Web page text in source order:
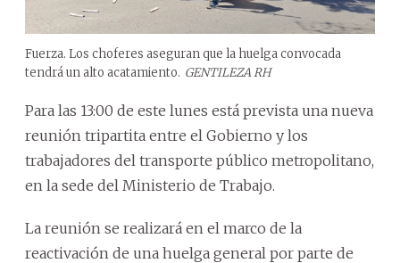
Fuerza. Los choferes aseguran que la huelga convocada
tendrá un alto acatamiento. GENTILEZA RH
Para las 13:00 de este lunes está prevista una nueva
reunión tripartita entre el Gobierno y los
trabajadores del transporte público metropolitano,
en la sede del Ministerio de Trabajo.
La reunión se realizará en el marco de la
reactivación de una huelga general por parte de